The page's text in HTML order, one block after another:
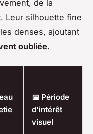
de la
Leur silhouette fine
denses, ajoutant
oubliée.
📅 Période
d'intérêt
visuel